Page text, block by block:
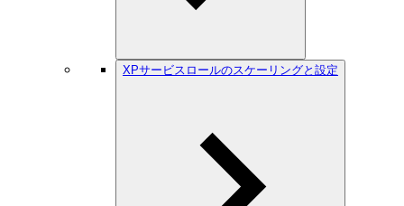
XPサービスロールのスケーリングと設定